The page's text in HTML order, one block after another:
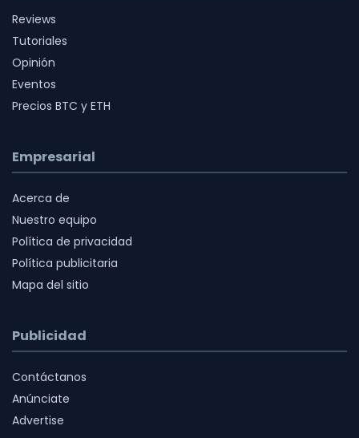
Reviews
Tutoriales
Opinión
Eventos
Precios BTC y ETH
Empresarial
Acerca de
Nuestro equipo
Política de privacidad
Política publicitaria
Mapa del sitio
Publicidad
Contáctanos
Anúnciate
Advertise